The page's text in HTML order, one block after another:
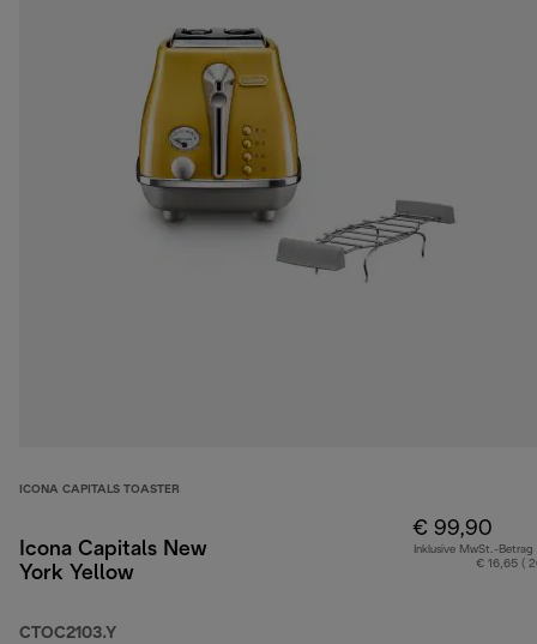
ICONA CAPITALS TOASTER
Icona Capitals New
York Yellow
CTOC2103.Y
€ 99,90
Inklusive MwSt.-Betrag
€ 16,65 (